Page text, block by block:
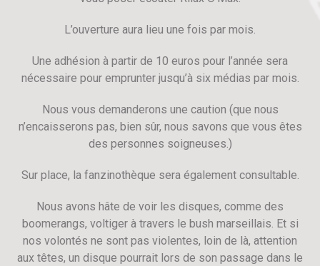
L’ouverture aura lieu une fois par mois.
Une adhésion à partir de 10 euros pour l’année sera
nécessaire pour emprunter jusqu’à six médias par mois.
Nous vous demanderons une caution (que nous
n’encaisserons pas, bien sûr, nous savons que vous êtes
des personnes soigneuses.)
Sur place, la fanzinothèque sera également consultable.
Nous avons hâte de voir les disques, comme des
boomerangs, voltiger à travers le bush marseillais. Et si
nos volontés ne sont pas violentes, loin de là, attention
aux têtes, un disque pourrait lors de son passage dans le